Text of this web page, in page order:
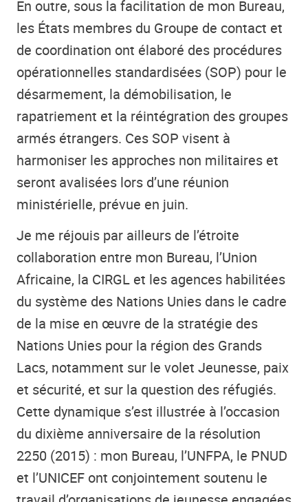
En outre, sous la facilitation de mon Bureau,
les États membres du Groupe de contact et
de coordination ont élaboré des procédures
opérationnelles standardisées (SOP) pour le
désarmement, la démobilisation, le
rapatriement et la réintégration des groupes
armés étrangers. Ces SOP visent à
harmoniser les approches non militaires et
seront avalisées lors d’une réunion
ministérielle, prévue en juin.
Je me réjouis par ailleurs de l’étroite
collaboration entre mon Bureau, l’Union
Africaine, la CIRGL et les agences habilitées
du système des Nations Unies dans le cadre
de la mise en œuvre de la stratégie des
Nations Unies pour la région des Grands
Lacs, notamment sur le volet Jeunesse, paix
et sécurité, et sur la question des réfugiés.
Cette dynamique s’est illustrée à l’occasion
du dixième anniversaire de la résolution
2250 (2015) : mon Bureau, l’UNFPA, le PNUD
et l’UNICEF ont conjointement soutenu le